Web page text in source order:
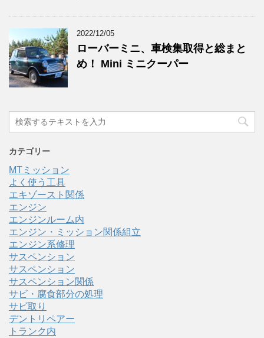
2022/12/05
ローバーミニ、車検集取得と総まと
め！ Mini ミニクーパー
カテゴリー
MTミッション
よく使う工具
エキゾースト関係
エンジン
エンジンルーム内
エンジン・ミッション関係組立
エンジン系修理
サスペンション
サスペンション
サスペンション関係
サビ・腐食部分の処理
サビ取り
デントリペアー
トランク内